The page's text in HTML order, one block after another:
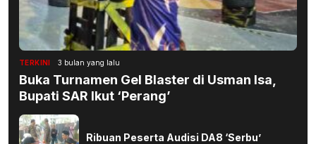
TERKINI 3 bulan yang lalu
Buka Turnamen Gel Blaster di Usman Isa,
Bupati SAR Ikut ‘Perang’
Ribuan Peserta Audisi DA8 ‘Serbu’